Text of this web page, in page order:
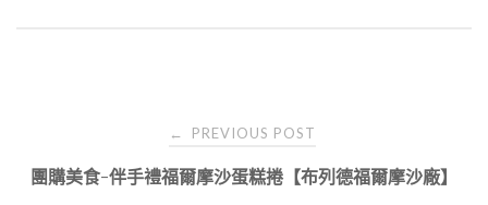
navigation
← PREVIOUS POST
團購美食-伴手禮福爾摩沙蛋糕捲【布列德福爾摩沙廠】